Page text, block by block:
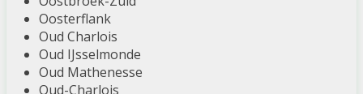
Oosterflank
Oud Charlois
Oud IJsselmonde
Oud Mathenesse
Oud-Charlois